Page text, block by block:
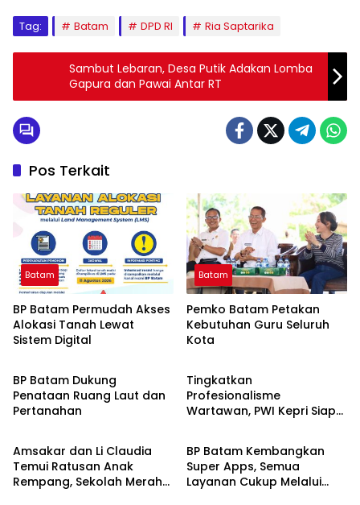
Tag: Batam DPD RI Ria Saptarika
Sambut Lebaran, Desa Putik Adakan Lomba
Gapura dan Pawai Antar RT
Pos Terkait
Batam
BP Batam Permudah Akses
Alokasi Tanah Lewat
Sistem Digital
Batam
Pemko Batam Petakan
Kebutuhan Guru Seluruh
Kota
Batam
BP Batam Dukung
Penataan Ruang Laut dan
Pertanahan
Batam
Tingkatkan
Profesionalisme
Wartawan, PWI Kepri Siap
Prosedur
Batam
Amsakar dan Li Claudia
Temui Ratusan Anak
Rempang, Sekolah Merah
Batam
BP Batam Kembangkan
Super Apps, Semua
Layanan Cukup Melalui